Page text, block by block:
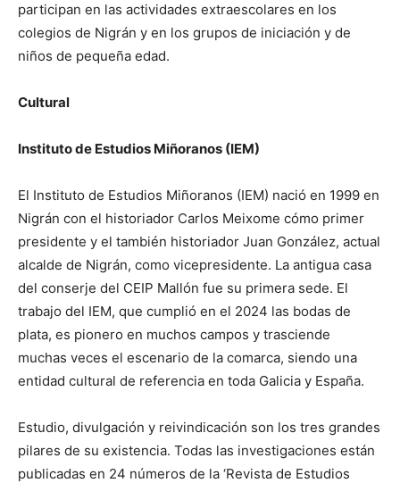
participan en las actividades extraescolares en los
colegios de Nigrán y en los grupos de iniciación y de
niños de pequeña edad.
Cultural
Instituto de Estudios Miñoranos (IEM)
El Instituto de Estudios Miñoranos (IEM) nació en 1999 en
Nigrán con el historiador Carlos Meixome cómo primer
presidente y el también historiador Juan González, actual
alcalde de Nigrán, como vicepresidente. La antigua casa
del conserje del CEIP Mallón fue su primera sede. El
trabajo del IEM, que cumplió en el 2024 las bodas de
plata, es pionero en muchos campos y trasciende
muchas veces el escenario de la comarca, siendo una
entidad cultural de referencia en toda Galicia y España.
Estudio, divulgación y reivindicación son los tres grandes
pilares de su existencia. Todas las investigaciones están
publicadas en 24 números de la ‘Revista de Estudios